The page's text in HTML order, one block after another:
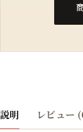
説明 レビュー